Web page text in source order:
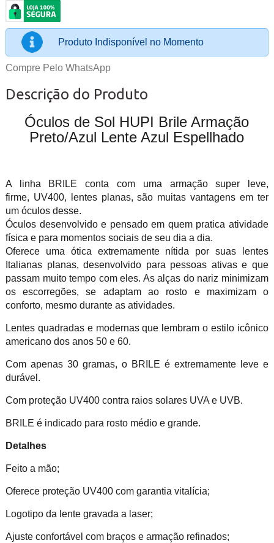
Produto Indisponível no Momento
Compre Pelo WhatsApp
Descrição do Produto
Óculos de Sol HUPI Brile Armação
Preto/Azul Lente Azul Espellhado
A linha BRILE conta com uma armação super leve,
firme, UV400, lentes planas, são muitas vantagens em ter
um óculos desse.
Óculos desenvolvido e pensado em quem pratica atividade
física e para momentos sociais de seu dia a dia.
Oferece uma ótica extremamente nítida por suas lentes
Italianas planas, desenvolvido para pessoas ativas e que
passam muito tempo com eles. As alças do nariz minimizam
os escorregões, se adaptam ao rosto e maximizam o
conforto, mesmo durante as atividades.
Lentes quadradas e modernas que lembram o estilo icônico
americano dos anos 50 e 60.
Com apenas 30 gramas, o BRILE é extremamente leve e
durável.
Com proteção UV400 contra raios solares UVA e UVB.
BRILE é indicado para rosto médio e grande.
Detalhes
Feito a mão;
Oferece proteção UV400 com garantia vitalícia;
Logotipo da lente gravada a laser;
Ajuste confortável com braços e armação refinados;